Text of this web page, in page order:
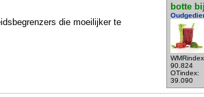
botte
90.824
OTindex:
39.090
die moeilijker te